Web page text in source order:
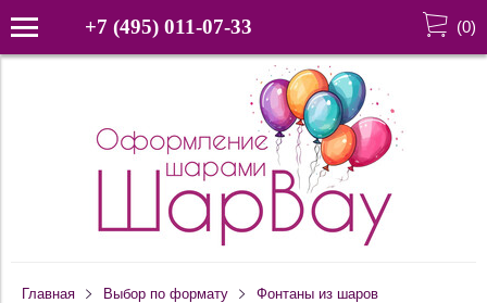
+7 (495) 011-07-33 (0)
Главная Выбор по формату
Фонтаны из шаров